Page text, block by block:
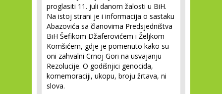
proglasiti 11. juli danom žalosti u BiH.
Na istoj strani je i informacija o sastaku
Abazovića sa članovima Predsjedništva
BiH Šefikom Džaferovićem i Željkom
Komšićem, gdje je pomenuto kako su
oni zahvalni Crnoj Gori na usvajanju
Rezolucije. O godišnjici genocida,
komemoraciji, ukopu, broju žrtava, ni
slova.